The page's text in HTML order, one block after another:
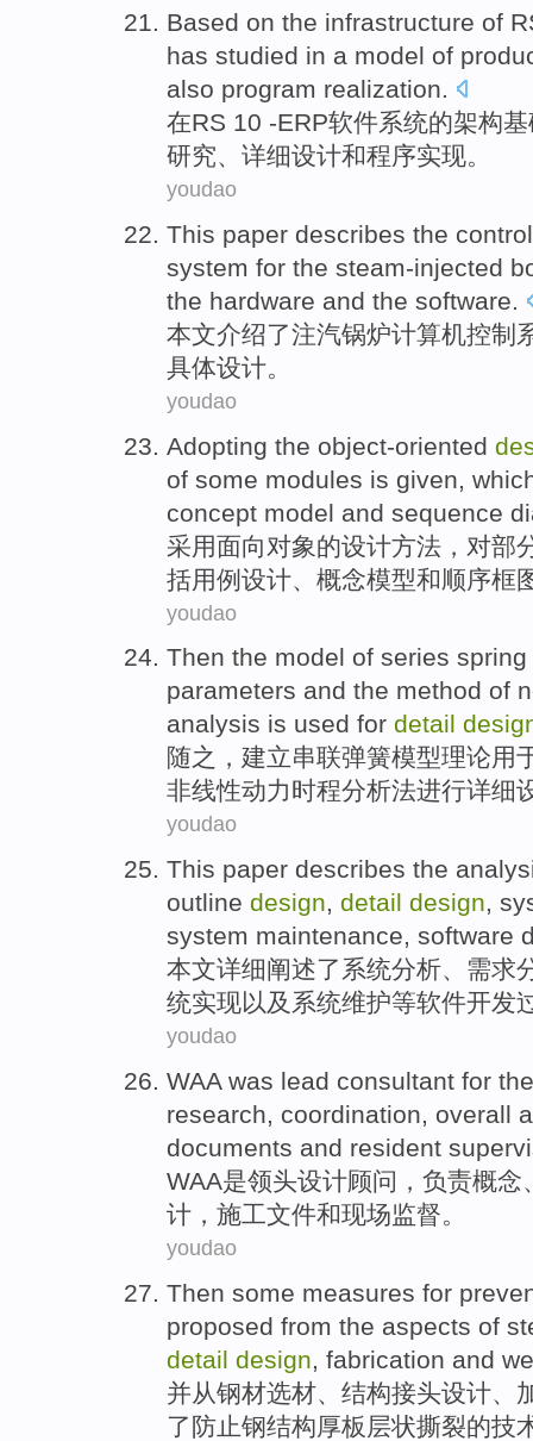
Based on the infrastructure of
has studied in a model of
also program realization.
在RS 10 -ERP软件系统的架构
研究、 详细设计和程序实现。
youdao
This paper describes the control
system for the steam-injected
the hardware and the software.
本文介绍了注汽锅炉计算机控制
具体设计。
youdao
Adopting the object-oriented
of some modules is given
concept model and sequence
采用面向对象的设计方法 ， 对部
括用例设计、 概念模型和顺序框
youdao
Then the model of series spring
parameters and the method of
analysis is used for detail
随之 ， 建立串联弹簧模型理论用
非线性动力时程分析法进行详细
youdao
This paper describes the
outline design, detail design,
system maintenance, software
本文详细阐述了 系统分析、 需求
统实现以及 系统维护等软件开发
youdao
WAAwas lead consultant for
research, coordination, overall
documents and resident
WAA是领头设计顾问 ，负责概念
计， 施工文件和现场监督。
youdao
Then some measures for
proposed from the aspects of
detail design, fabrication and
并从钢材选材、结构接头设计、
了 防止钢结构厚板层状撕裂的技